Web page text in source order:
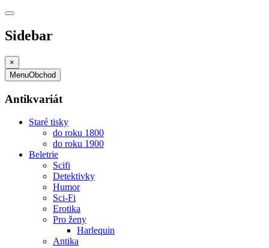
Sidebar
×
MenuObchod
Antikvariát
Staré tisky
do roku 1800
do roku 1900
Beletrie
Scifi
Detektivky
Humor
Sci-Fi
Erotika
Pro ženy
Harlequin
Antika